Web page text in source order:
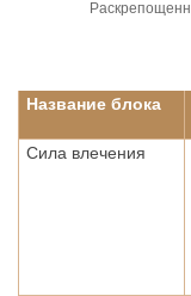
Название блока
Сила влечения